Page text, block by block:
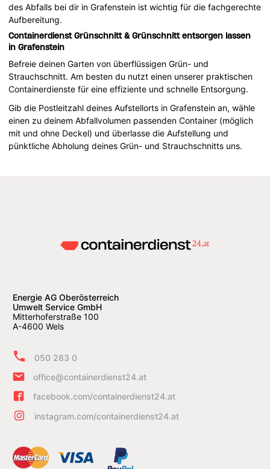
des Abfalls bei dir in Grafenstein ist wichtig für die fachgerechte
Aufbereitung.
Containerdienst Grünschnitt & Grünschnitt entsorgen lassen
in Grafenstein
Befreie deinen Garten von überflüssigen Grün- und
Strauchschnitt. Am besten du nutzt einen unserer praktischen
Containerdienste für eine effiziente und schnelle Entsorgung.
Gib die Postleitzahl deines Aufstellorts in Grafenstein an, wähle
einen zu deinem Abfallvolumen passenden Container (möglich
mit und ohne Deckel) und überlasse die Aufstellung und
pünktliche Abholung deines Grün- und Strauchschnitts uns.
Energie AG Oberösterreich
Umwelt Service GmbH
Mitterhoferstraße 100
A-4600 Wels
050 283 0
office@containerdienst24.at
facebook.com/containerdienst24.at
instagram.com/containerdienst24.at